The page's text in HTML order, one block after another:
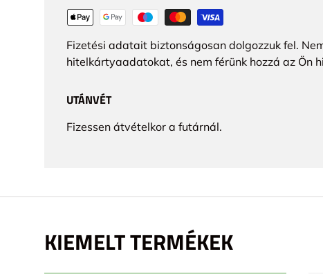
Fizetési adatait biztonságosan dolgozzuk fel.
hitelkártyaadatokat, és nem férünk hozzá az Ön
UTÁNVÉT
Fizessen átvételkor a futárnál.
KIEMELT TERMÉKEK